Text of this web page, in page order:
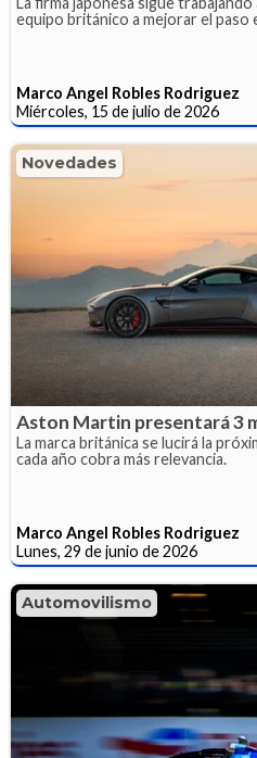
equipo británico a mejorar el paso
Marco Angel Robles Rodriguez
Miércoles, 15 de julio de 2026
Novedades
Aston Martin presentará 3
La marca británica se lucirá la
cada año cobra más relevancia.
Marco Angel Robles Rodriguez
Lunes, 29 de junio de 2026
Automovilismo